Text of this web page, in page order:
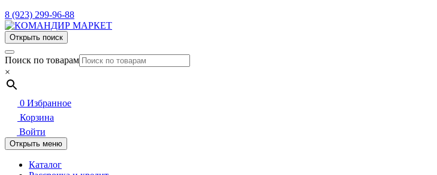
8 (923) 299-96-88
Открыть поиск
Поиск по товарам
×
0 Избранное
Корзина
Войти
Открыть меню
Каталог